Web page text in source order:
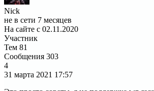
Nick
не в сети 7 месяцев
На сайте с 02.11.2020
Участник
Тем 81
Сообщения 303
4
31 марта 2021 17:57